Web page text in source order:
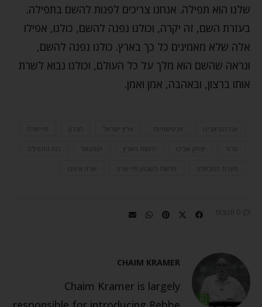
שלנו הוא תפילה. אנחנו צריכים לפנות להשם בתפילה.
בעזרת השם, זה יקרה, וכולנו נפנה להשם, כולנו, אפילו
אלה שלא מאמינים כל כך בארץ. כולנו נפנה להשם,
ונראה שהשם הוא מלך על כל העולם, וכולנו נבוא לשרת
אותו ברצון, ובאהבה, אמן ואמן.
אברהם אבינו אנטישמיות ארץ ישראל
יצחק אבינו ירושת הארץ ישמעאל כוח התפילה
מערת המכפלה פרשת השבוע חיי שרה שרה אימנו
0 תגובות
CHAIM KRAMER
Chaim Kramer is largely